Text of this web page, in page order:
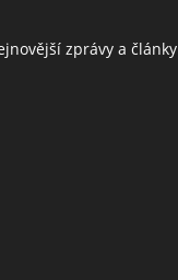
zprávy a články